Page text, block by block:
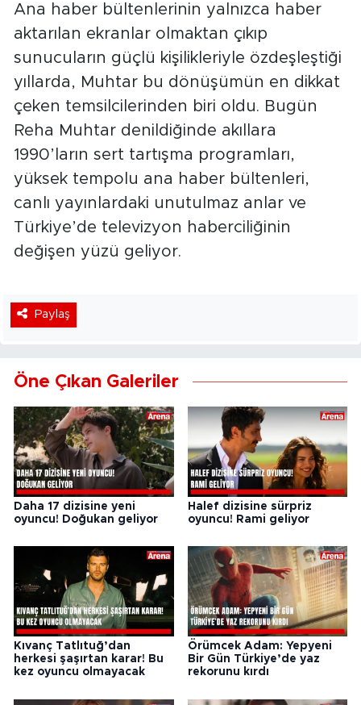
Ana haber bültenlerinin yalnızca haber
aktarılan ekranlar olmaktan çıkıp
sunucuların güçlü kişilikleriyle özdeşleştiği
yıllarda, Muhtar bu dönüşümün en dikkat
çeken temsilcilerinden biri oldu. Bugün
Reha Muhtar denildiğinde akıllara
1990’ların sert tartışma programları,
yüksek tempolu ana haber bültenleri,
canlı yayınlardaki unutulmaz anlar ve
Türkiye’de televizyon haberciliğinin
değişen yüzü geliyor.
Paylaş
Öne Çıkan Galeriler
Daha 17 dizisine yeni
oyuncu! Doğukan geliyor
Halef dizisine sürpriz
oyuncu! Rami geliyor
Kıvanç Tatlıtuğ’dan
herkesi şaşırtan karar! Bu
kez oyuncu olmayacak
Örümcek Adam: Yepyeni
Bir Gün Türkiye’de yaz
rekorunu kırdı